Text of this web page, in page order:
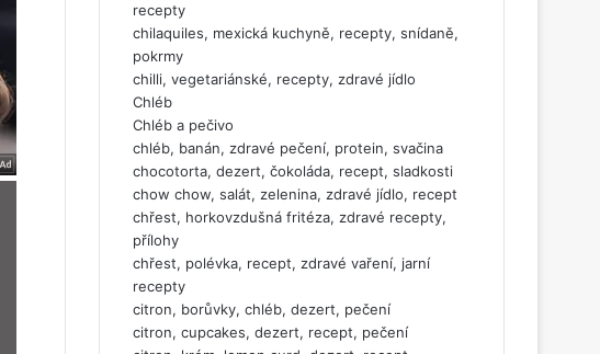
recepty
chilaquiles, mexická kuchyně, recepty, snídaně,
pokrmy
chilli, vegetariánské, recepty, zdravé jídlo
Chléb
Chléb a pečivo
chléb, banán, zdravé pečení, protein, svačina
chocotorta, dezert, čokoláda, recept, sladkosti
chow chow, salát, zelenina, zdravé jídlo, recept
chřest, horkovzdušná fritéza, zdravé recepty,
přílohy
chřest, polévka, recept, zdravé vaření, jarní
recepty
citron, borůvky, chléb, dezert, pečení
citron, cupcakes, dezert, recept, pečení